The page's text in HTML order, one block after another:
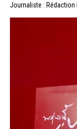
Journaliste : Rédaction